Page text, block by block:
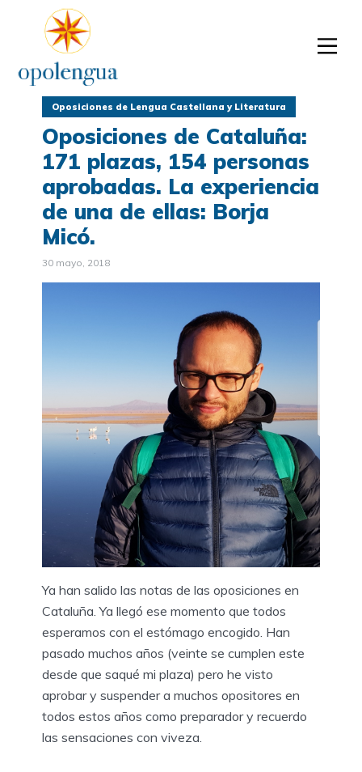
Oposiciones de Lengua Castellana y Literatura
Oposiciones de Cataluña:
171 plazas, 154 personas
aprobadas. La experiencia
de una de ellas: Borja
Micó.
30 mayo, 2018
Ya han salido las notas de las oposiciones en
Cataluña. Ya llegó ese momento que todos
esperamos con el estómago encogido. Han
pasado muchos años (veinte se cumplen este
desde que saqué mi plaza) pero he visto
aprobar y suspender a muchos opositores en
todos estos años como preparador y recuerdo
las sensaciones con viveza.